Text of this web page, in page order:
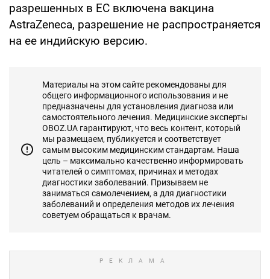
разрешенных в ЕС включена вакцина
AstraZeneca, разрешение не распространяется
на ее индийскую версию.
Материалы на этом сайте рекомендованы для
общего информационного использования и не
предназначены для установления диагноза или
самостоятельного лечения. Медицинские эксперты
OBOZ.UA гарантируют, что весь контент, который
мы размещаем, публикуется и соответствует
самым высоким медицинским стандартам. Наша
цель – максимально качественно информировать
читателей о симптомах, причинах и методах
диагностики заболеваний. Призываем не
заниматься самолечением, а для диагностики
заболеваний и определения методов их лечения
советуем обращаться к врачам.